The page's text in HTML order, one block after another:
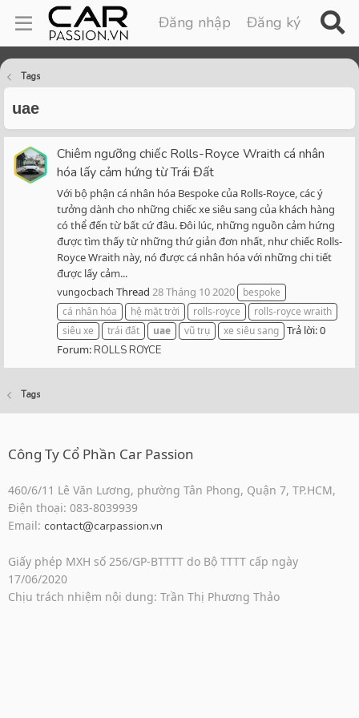
Đăng nhập Đăng ký
Tags
uae
Chiêm ngưỡng chiếc Rolls-Royce Wraith cá nhân
hóa lấy cảm hứng từ Trái Đất
Với bộ phận cá nhân hóa Bespoke của Rolls-Royce, các ý
tưởng dành cho những chiếc xe siêu sang của khách hàng
có thể đến từ bất cứ đâu. Đôi lúc, những nguồn cảm hứng
được tìm thấy từ những thứ giản đơn nhất, như chiếc Rolls-
Royce Wraith này, nó được cá nhân hóa với những chi tiết
được lấy cảm...
vungocbach Thread 28 Tháng 10 2020
bespoke
cá nhân hóa
hệ mặt trời rolls-royce
rolls-royce wraith
siêu xe
trái đất uae vũ trụ xe siêu sang Trả lời: 0
Forum:ROLLS ROYCE
Tags
Công Ty Cổ Phần Car Passion
460/6/11 Lê Văn Lương, phường Tân Phong, Quận 7, TP.HCM,
Điện thoại: 083-8039939
Email: contact@carpassion.vn
Giấy phép MXH số 256/GP-BTTTT do Bộ TTTT cấp ngày
17/06/2020
Chịu trách nhiệm nội dung: Trần Thị Phương Thảo